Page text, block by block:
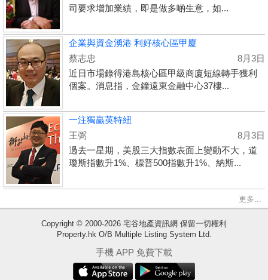
司要求增加業績，即是做多啲生意，如...
企業與資金湧港 利好核心區甲廈
蔡志忠
8月3日
近日市場錄得港島核心區甲級商廈短線轉手獲利
個案。消息指，金鐘遠東金融中心37樓...
一注獨贏英特紐
王弼
8月3日
過去一星期，美股三大指數表面上變動不大，道
瓊斯指數升1%、標普500指數升1%、納斯...
更多...
Copyright © 2000-2026 宅谷地產資訊網 保留一切權利
Property.hk O/B Multiple Listing System Ltd.
手機 APP 免費下載